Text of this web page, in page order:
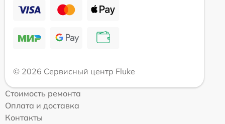
© 2026 Сервисный центр Fluke
Стоимость ремонта
Оплата и доставка
Контакты